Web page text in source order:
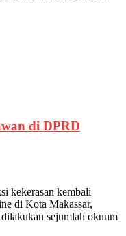
di DPRD
kekerasan kembali
di Kota Makassar,
sejumlah oknum